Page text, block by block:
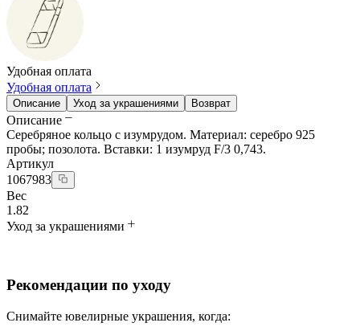
Удобная оплата
Удобная оплата
Описание Уход за украшениями Возврат
Описание
Серебряное кольцо с изумрудом. Материал: серебро 925
пробы; позолота. Вставки: 1 изумруд F/3 0,743.
Артикул
1067983
Вес
1.82
Уход за украшениями
Рекомендации по уходу
Снимайте ювелирные украшения, когда: